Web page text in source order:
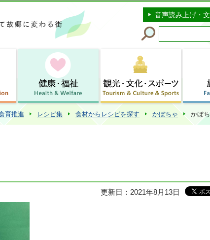
このページの本文へ移動
音声読み上げ・
育推進 レシピ集 食材からレシピを探す かぼちゃ かぼ
更新日：2021年8月13日